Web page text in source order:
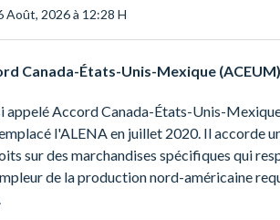
Août, 2026 à 12:28 H
Canada-États-Unis-Mexique (ACEUM)
appelé Accord Canada-États-Unis-
l'ALENA en juillet 2020. Il accorde
sur des marchandises spécifiques qui
de la production nord-américaine